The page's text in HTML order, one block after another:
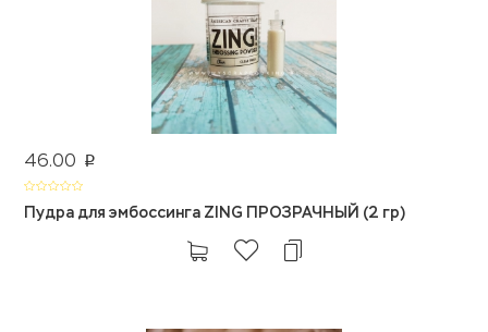
46.00 p
Пудра для эмбоссинга ZING ПРОЗРАЧНЫЙ (2 гр)